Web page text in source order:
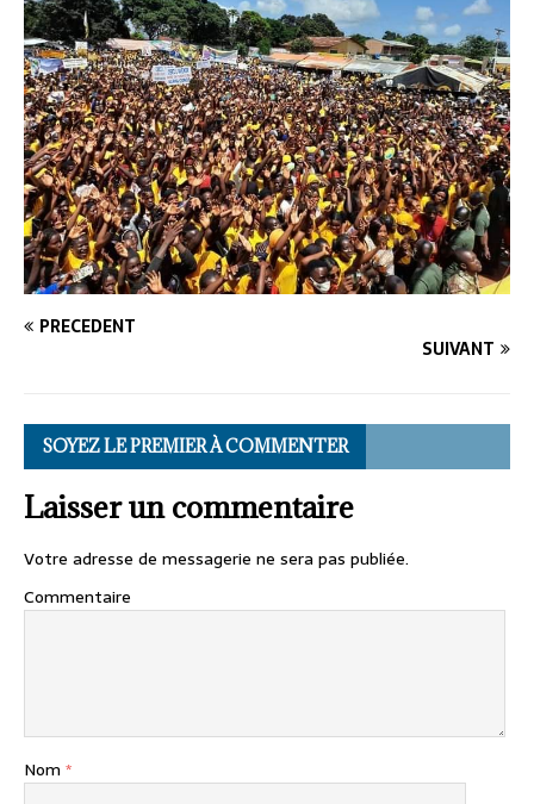
PRÉCÉDENT
SUIVANT
SOYEZ LE PREMIER À COMMENTER
Laisser un commentaire
Votre adresse de messagerie ne sera pas publiée.
Commentaire
Nom *